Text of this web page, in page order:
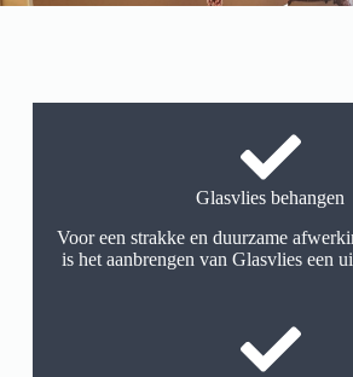
Glasvlies behangen
Voor een strakke en duurzame
is het aanbrengen van Glasvlies een